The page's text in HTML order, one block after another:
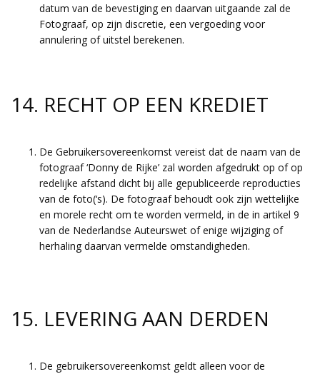
datum van de bevestiging en daarvan uitgaande zal de
Fotograaf, op zijn discretie, een vergoeding voor
annulering of uitstel berekenen.
14. RECHT OP EEN KREDIET
De Gebruikersovereenkomst vereist dat de naam van de
fotograaf ‘Donny de Rijke’ zal worden afgedrukt op of op
redelijke afstand dicht bij alle gepubliceerde reproducties
van de foto(‘s). De fotograaf behoudt ook zijn wettelijke
en morele recht om te worden vermeld, in de in artikel 9
van de Nederlandse Auteurswet of enige wijziging of
herhaling daarvan vermelde omstandigheden.
15. LEVERING AAN DERDEN
De gebruikersovereenkomst geldt alleen voor de